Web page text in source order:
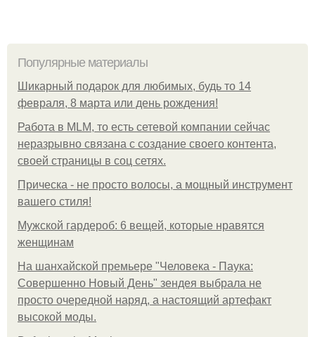
Популярные материалы
Шикарный подарок для любимых, будь то 14
февраля, 8 марта или день рождения!
Работа в MLM, то есть сетевой компании сейчас
неразрывно связана с создание своего контента,
своей страницы в соц сетях.
Прическа - не просто волосы, а мощный инструмент
вашего стиля!
Мужской гардероб: 6 вещей, которые нравятся
женщинам
На шанхайской премьере "Человека - Паука:
Совершенно Новый День" зендея выбрала не
просто очередной наряд, а настоящий артефакт
высокой моды.